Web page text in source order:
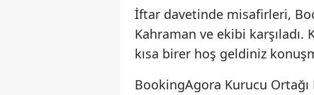
İftar davetinde misafirleri,
Kahraman ve ekibi
kısa birer hoş geldiniz
BookingAgora Kurucu